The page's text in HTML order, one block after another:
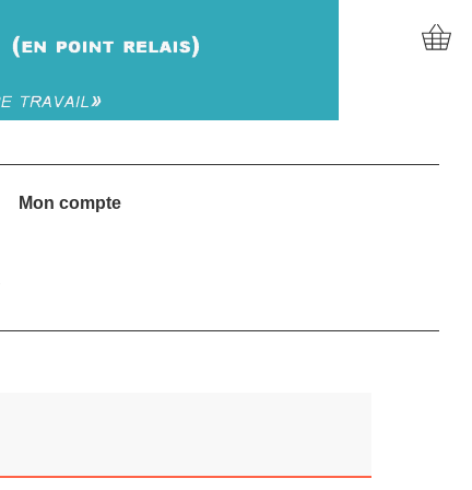
Mon compte